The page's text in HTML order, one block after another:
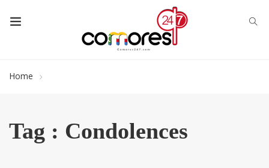
Home
Tag : Condolences